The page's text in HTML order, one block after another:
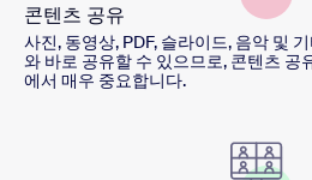
콘텐츠 공유
사진, 동영상, PDF, 슬라이드, 음악 및
와 바로 공유할 수 있으므로, 콘텐츠 공
에서 매우 중요합니다.